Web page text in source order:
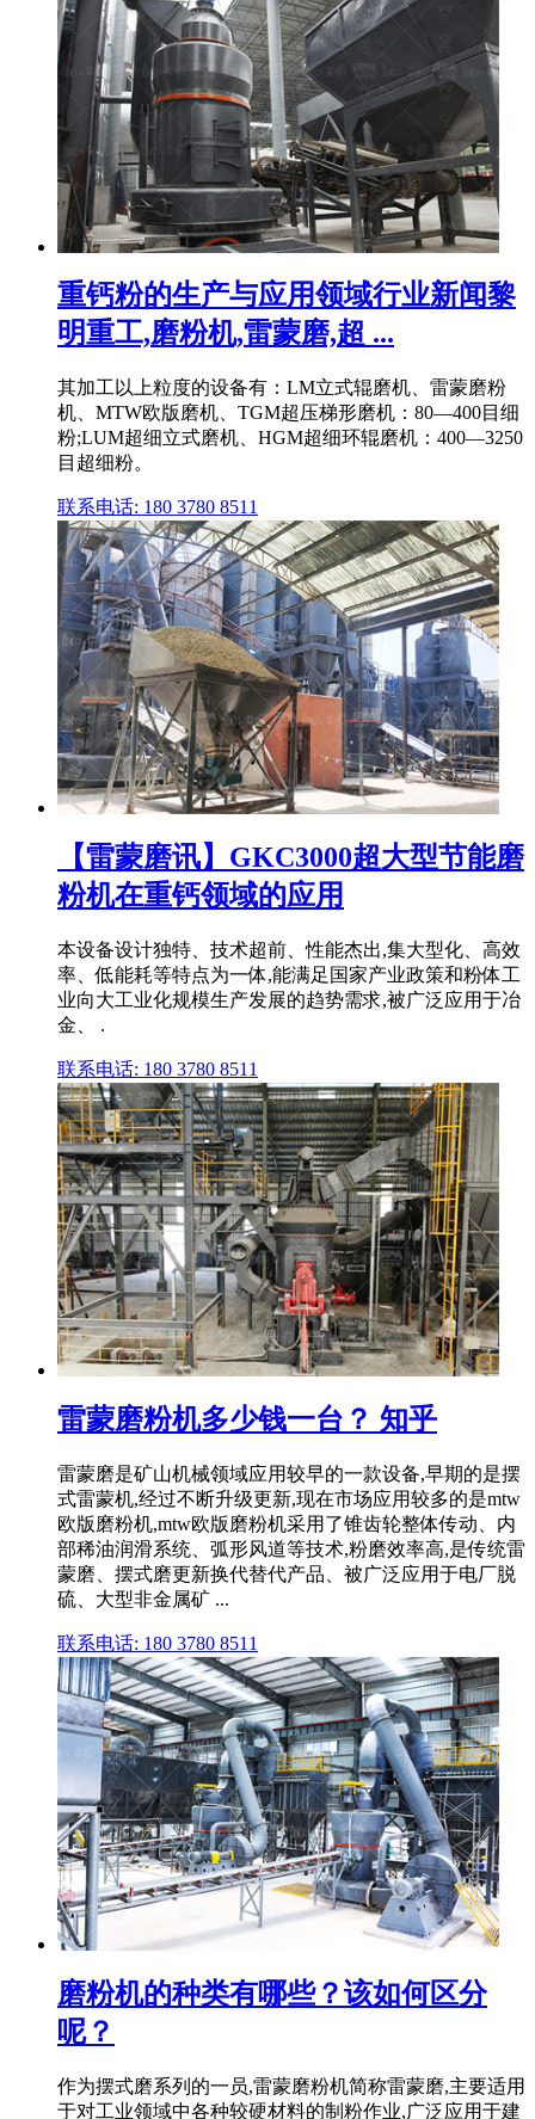
重钙粉的生产与应用领域行业新闻黎
明重工,磨粉机,雷蒙磨,超 ...
其加工以上粒度的设备有：LM立式辊磨机、雷蒙磨粉
机、MTW欧版磨机、TGM超压梯形磨机：80—400目细
粉;LUM超细立式磨机、HGM超细环辊磨机：400—3250
目超细粉。
联系电话: 180 3780 8511
【雷蒙磨讯】GKC3000超大型节能磨
粉机在重钙领域的应用
本设备设计独特、技术超前、性能杰出,集大型化、高效
率、低能耗等特点为一体,能满足国家产业政策和粉体工
业向大工业化规模生产发展的趋势需求,被广泛应用于冶
金、 .
联系电话: 180 3780 8511
雷蒙磨粉机多少钱一台？ 知乎
雷蒙磨是矿山机械领域应用较早的一款设备,早期的是摆
式雷蒙机,经过不断升级更新,现在市场应用较多的是mtw
欧版磨粉机,mtw欧版磨粉机采用了锥齿轮整体传动、内
部稀油润滑系统、弧形风道等技术,粉磨效率高,是传统雷
蒙磨、摆式磨更新换代替代产品、被广泛应用于电厂脱
硫、大型非金属矿 ...
联系电话: 180 3780 8511
磨粉机的种类有哪些？该如何区分
呢？
作为摆式磨系列的一员,雷蒙磨粉机简称雷蒙磨,主要适用
于对工业领域中各种较硬材料的制粉作业,广泛应用于建